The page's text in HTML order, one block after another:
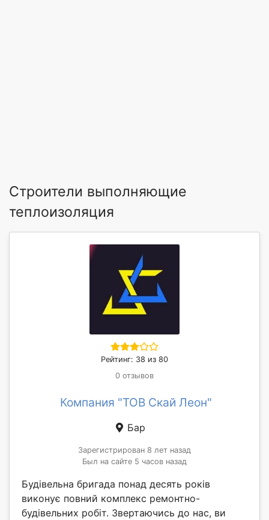
Строители выполняющие
теплоизоляция
Рейтинг: 38 из 80
0 отзывов
Компания "ТОВ Скай Леон"
Бар
Зарегистрирован 8 лет назад
Был на сайте 5 часов назад
Будівельна бригада понад десять років
виконує повний комплекс ремонтно-
будівельних робіт. Звертаючись до нас, ви